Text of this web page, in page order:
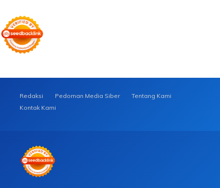
Redaksi Pedoman Media Siber
Tentang Kami
Kontak Kami